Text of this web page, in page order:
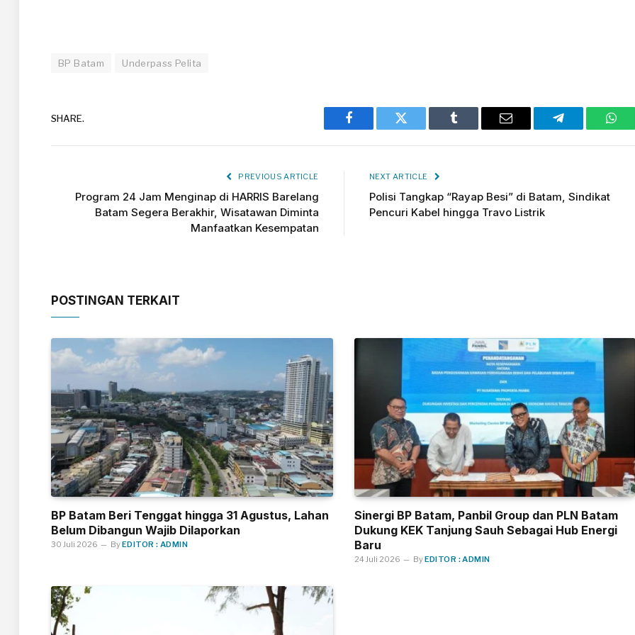
BP Batam Underpass Pelita
SHARE.
Facebook Twitter Tumblr Email Telegram
PREVIOUS ARTICLE
Program 24 Jam Menginap di HARRIS Barelang
Batam Segera Berakhir, Wisatawan Diminta
Manfaatkan Kesempatan
NEXT ARTICLE
Polisi Tangkap “Rayap Besi” di Batam, Sindikat
Pencuri Kabel hingga Travo Listrik
POSTINGAN TERKAIT
BP Batam Beri Tenggat hingga 31 Agustus, Lahan
Belum Dibangun Wajib Dilaporkan
30 Juli 2026 ByEDITOR : ADMIN
Sinergi BP Batam, Panbil Group dan PLN Batam
Dukung KEK Tanjung Sauh Sebagai Hub Energi
Baru
24 Juli 2026 ByEDITOR : ADMIN